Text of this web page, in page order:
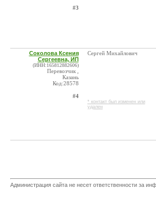
#3
Соколова Ксения
Сергеевна, ИП
(ИНН:165812882606)
Перевозчик ,
Казань
Код:28578
#4
Сергей Михайлович
* контакт был изменен или
удален
Администрация сайта не несет ответственности за